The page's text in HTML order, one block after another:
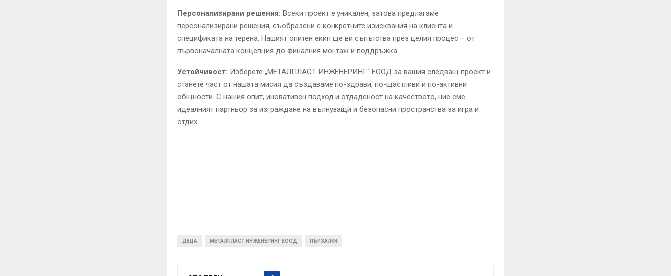
Персонализирани решения: Всеки проект е уникален, затова предлагаме
персонализирани решения, съобразени с конкретните изисквания на клиента и
спецификата на терена. Нашият опитен екип ще ви съпътства през целия процес – от
първоначалната концепция до финалния монтаж и поддръжка.
Устойчивост: Изберете „МЕТАЛПЛАСТ ИНЖЕНЕРИНГ“ ЕООД за вашия следващ проект и
станете част от нашата мисия да създаваме по-здрави, по-щастливи и по-активни
общности. С нашия опит, иновативен подход и отдаденост на качеството, ние сме
идеалният партньор за изграждане на вълнуващи и безопасни пространства за игра и
отдих.
ДЕЦА МЕТАЛПЛАСТ ИНЖЕНЕРИНГ ЕООД ПЪРЗАЛКИ